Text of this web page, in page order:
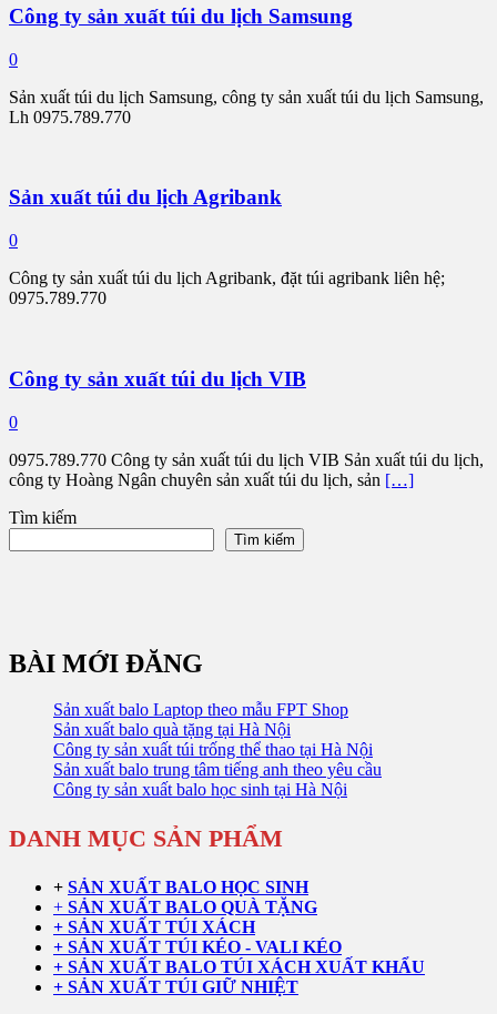
Công ty sản xuất túi du lịch Samsung
0
Sản xuất túi du lịch Samsung, công ty sản xuất túi du lịch Samsung,
Lh 0975.789.770
Sản xuất túi du lịch Agribank
0
Công ty sản xuất túi du lịch Agribank, đặt túi agribank liên hệ;
0975.789.770
Công ty sản xuất túi du lịch VIB
0
0975.789.770 Công ty sản xuất túi du lịch VIB Sản xuất túi du lịch,
công ty Hoàng Ngân chuyên sản xuất túi du lịch, sản […]
Tìm kiếm
Tìm kiếm
BÀI MỚI ĐĂNG
Sản xuất balo Laptop theo mẫu FPT Shop
Sản xuất balo quà tặng tại Hà Nội
Công ty sản xuất túi trống thể thao tại Hà Nội
Sản xuất balo trung tâm tiếng anh theo yêu cầu
Công ty sản xuất balo học sinh tại Hà Nội
DANH MỤC SẢN PHẨM
+ SẢN XUẤT BALO HỌC SINH
+ SẢN XUẤT BALO QUÀ TẶNG
+ SẢN XUẤT TÚI XÁCH
+ SẢN XUẤT TÚI KÉO - VALI KÉO
+ SẢN XUẤT BALO TÚI XÁCH XUẤT KHẨU
+ SẢN XUẤT TÚI GIỮ NHIỆT